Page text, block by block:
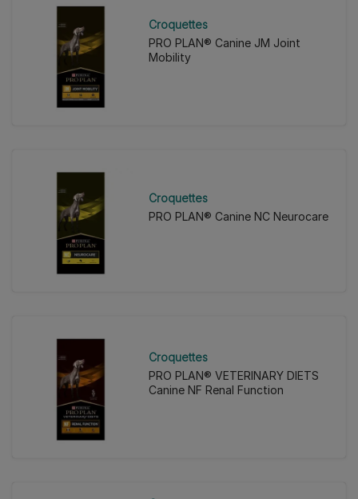
Croquettes
PRO PLAN® Canine JM Joint
Mobility
Croquettes
PRO PLAN® Canine NC Neurocare
Croquettes
PRO PLAN® VETERINARY DIETS
Canine NF Renal Function